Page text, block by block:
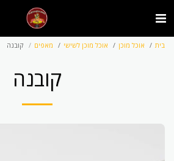
בית אוכל מוכן אוכל מוכן לשישי מאפים קובנה
קובנה